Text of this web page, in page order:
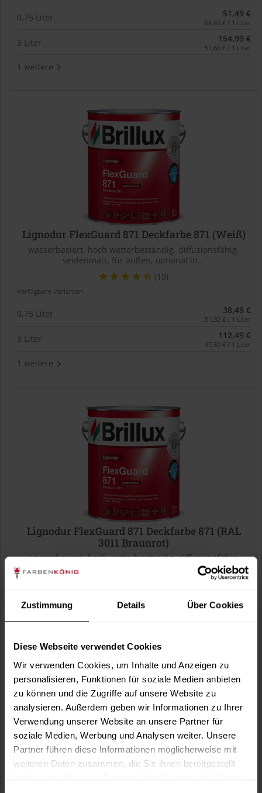
Zustimmung Details Über Cookies
Diese Webseite verwendet Cookies
Wir verwenden Cookies, um Inhalte und Anzeigen zu
personalisieren, Funktionen für soziale Medien anbieten
zu können und die Zugriffe auf unsere Website zu
analysieren. Außerdem geben wir Informationen zu Ihrer
Verwendung unserer Website an unsere Partner für
soziale Medien, Werbung und Analysen weiter. Unsere
Partner führen diese Informationen möglicherweise mit
weiteren Daten zusammen, die Sie ihnen bereitgestellt
0,75 Liter 51,49 €
68,65 € / 1 Liter
3 Liter 154,99 €
51,66 € / 1 Liter
1 weitere
Lignodur FlexGuard 871 Deckfarbe 871 (Weiß)
wasserbasiert, hoch wetterbeständig, diffusionsfähig,
seidenmatt, für außen, optional in...
(19)
Verfügbare Varianten
0,75 Liter 38,49 €
51,32 € / 1 Liter
3 Liter 112,49 €
37,50 € / 1 Liter
1 weitere
Lignodur FlexGuard 871 Deckfarbe 871 (RAL
3011 Braunrot)
wasserbasiert, hoch wetterbeständig, diffusionsfähig,
seidenmatt, für außen, optional in...
0,75 Liter
3 Liter
1 weitere